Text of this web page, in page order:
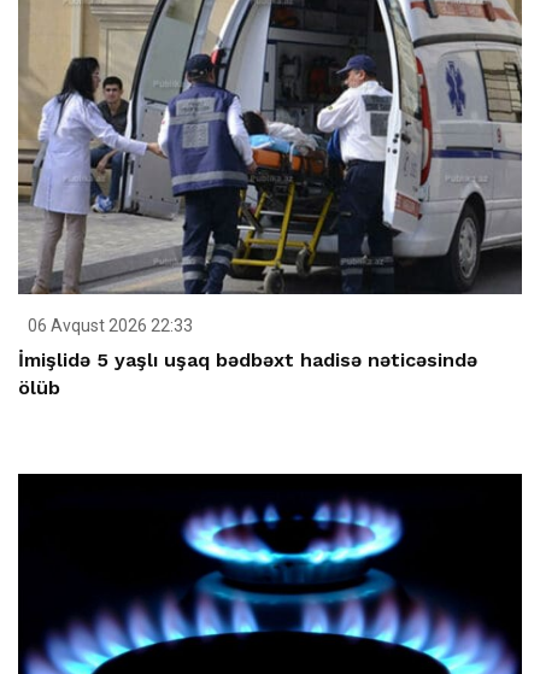
06 Avqust 2026 22:33
İmişlidə 5 yaşlı uşaq bədbəxt hadisə nəticəsində
ölüb